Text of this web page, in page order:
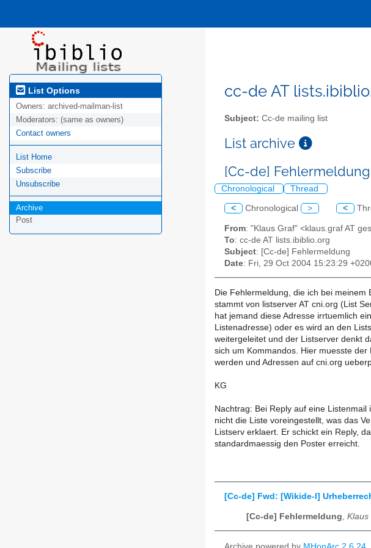
List Options
Owners: archived-mailman-list
Moderators: (same as owners)
Contact owners
List Home
Subscribe
Unsubscribe
Archive
Post
cc-de AT
Subject: Cc-de mailing list
List archive
[Cc-de] Fehlermeldung
Chronological Thread
< Chronological > <
From: "Klaus Graf" <klaus.graf AT
To: cc-de AT lists.ibiblio.org
Subject: [Cc-de] Fehlermeldung
Date: Fri, 29 Oct 2004 15:23:29
Die Fehlermeldung, die ich bei meinem
stammt von listserver AT cni.org (List
hat jemand diese Adresse irrtuemlich
Listenadresse) oder es wird an den
weitergeleitet und der Listserver denkt
sich um Kommandos. Hier muesste der
werden und Adressen auf cni.org
KG
Nachtrag: Bei Reply auf eine Listenmail
nicht die Liste voreingestellt, was das
Listserv erklaert. Er schickt ein Reply,
standardmaessig den Poster erreicht.
[Cc-de] Fwd: [Wikide-l]
[Cc-de] Fehlermeldung Klaus